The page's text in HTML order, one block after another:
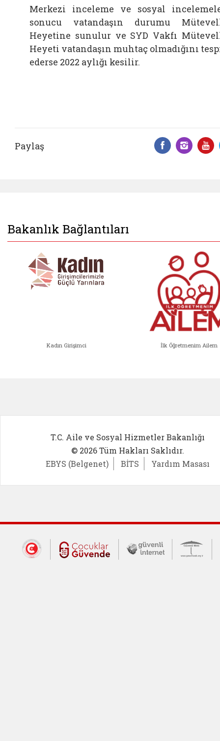
Merkezi inceleme ve sosyal
sonucu vatandaşın durumu
Heyetine sunulur ve SYD Vakfı
Heyeti vatandaşın muhtaç olmadığını
ederse 2022 aylığı kesilir.
Paylaş
Bakanlık Bağlantıları
Kadın Girişimci İlk Öğretmenim Ailem
T.C. Aile ve Sosyal Hizmetler Bakanlığı
© 2026 Tüm Hakları Saklıdır.
EBYS (Belgenet)
BİTS Yardım Masası
Dış Bağlantılar
Cumhurbaşkanlığı İletişim Merkezi
Çocuklar Güvende (yeni
Güvenli